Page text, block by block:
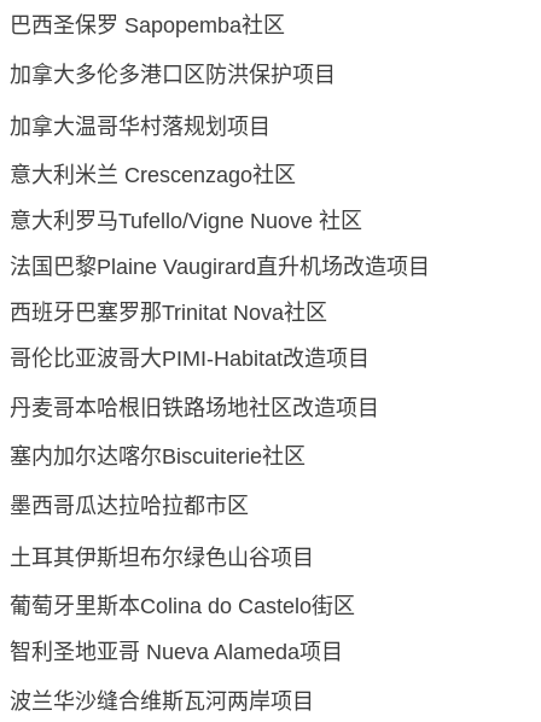
巴西圣保罗 Sapopemba社区
加拿大多伦多港口区防洪保护项目
加拿大温哥华村落规划项目
意大利米兰 Crescenzago社区
意大利罗马Tufello/Vigne Nuove 社区
法国巴黎Plaine Vaugirard直升机场改造项目
西班牙巴塞罗那Trinitat Nova社区
哥伦比亚波哥大PIMI-Habitat改造项目
丹麦哥本哈根旧铁路场地社区改造项目
塞内加尔达喀尔Biscuiterie社区
墨西哥瓜达拉哈拉都市区
土耳其伊斯坦布尔绿色山谷项目
葡萄牙里斯本Colina do Castelo街区
智利圣地亚哥 Nueva Alameda项目
波兰华沙缝合维斯瓦河两岸项目